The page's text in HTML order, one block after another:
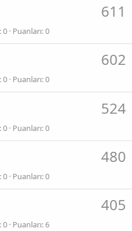
611
0 Puanları 0
602
0 Puanları 0
524
0 Puanları 0
480
0 Puanları 0
405
0 Puanları 6